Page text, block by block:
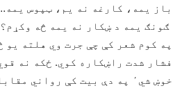
باز یمه، کارغه نه یم، ټپوس
ګونګ یمه د ښکار نه یمه څه وکړم؟
فشار شدت راښکاره کوي. ځکه نه
خوښ شي٬ په دې بیت کې رواني مقابله ځکه شته چې شاعر په خپله پوښتنه کوي چې څه وکړم.